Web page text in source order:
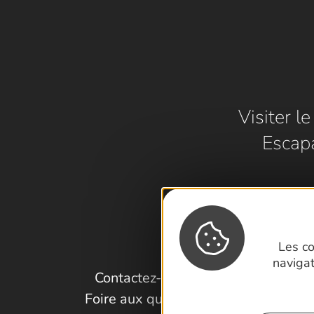
Les
Visiter
Contactez-nous !
Foire aux questions